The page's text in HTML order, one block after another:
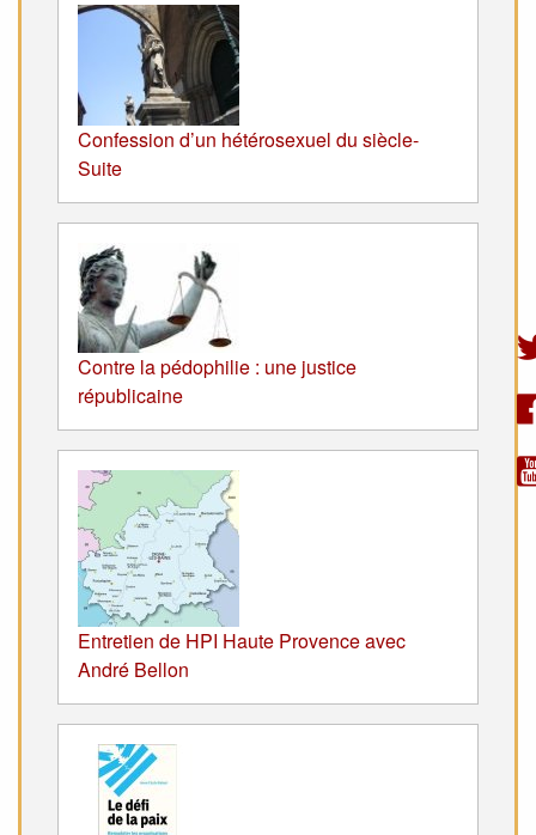
Confession d’un hétérosexuel du siècle-
Suite
Contre la pédophilie : une justice
républicaine
Entretien de HPI Haute Provence avec
André Bellon